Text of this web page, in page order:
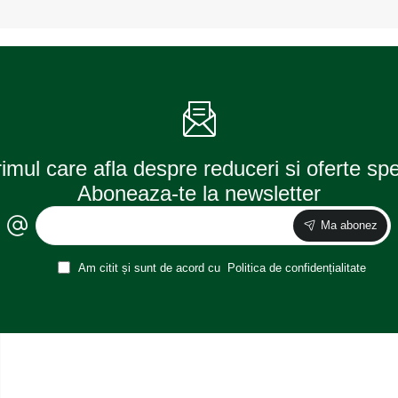
care afla despre reduceri si oferte
Aboneaza-te la newsletter
Ma abonez
Am citit și sunt de acord cu Politica de confidențialitate